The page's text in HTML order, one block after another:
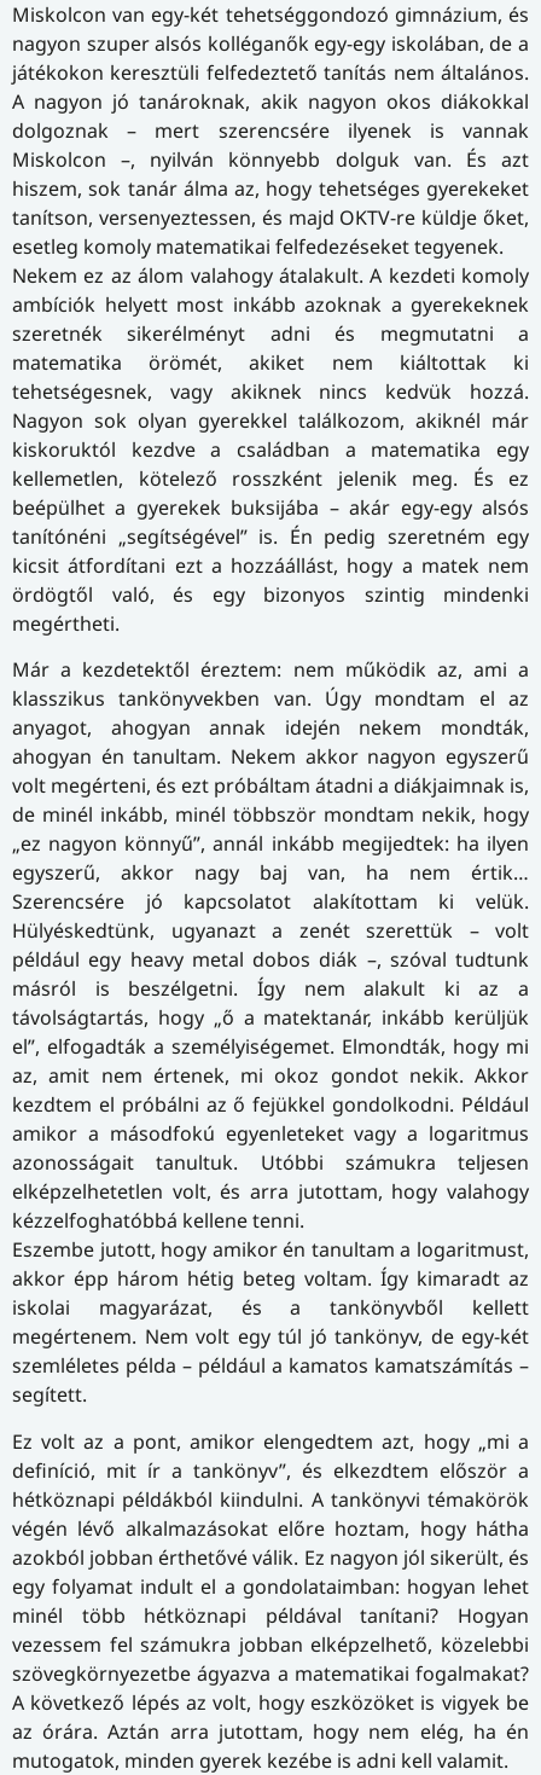
Miskolcon van egy-két tehetséggondozó gimnázium, és
nagyon szuper alsós kolléganők egy-egy iskolában, de a
játékokon keresztüli felfedeztető tanítás nem általános.
A nagyon jó tanároknak, akik nagyon okos diákokkal
dolgoznak – mert szerencsére ilyenek is vannak
Miskolcon –, nyilván könnyebb dolguk van. És azt
hiszem, sok tanár álma az, hogy tehetséges gyerekeket
tanítson, versenyeztessen, és majd OKTV-re küldje őket,
esetleg komoly matematikai felfedezéseket tegyenek.
Nekem ez az álom valahogy átalakult. A kezdeti komoly
ambíciók helyett most inkább azoknak a gyerekeknek
szeretnék sikerélményt adni és megmutatni a
matematika örömét, akiket nem kiáltottak ki
tehetségesnek, vagy akiknek nincs kedvük hozzá.
Nagyon sok olyan gyerekkel találkozom, akiknél már
kiskoruktól kezdve a családban a matematika egy
kellemetlen, kötelező rosszként jelenik meg. És ez
beépülhet a gyerekek buksijába – akár egy-egy alsós
tanítónéni „segítségével” is. Én pedig szeretném egy
kicsit átfordítani ezt a hozzáállást, hogy a matek nem
ördögtől való, és egy bizonyos szintig mindenki
megértheti.
Már a kezdetektől éreztem: nem működik az, ami a
klasszikus tankönyvekben van. Úgy mondtam el az
anyagot, ahogyan annak idején nekem mondták,
ahogyan én tanultam. Nekem akkor nagyon egyszerű
volt megérteni, és ezt próbáltam átadni a diákjaimnak is,
de minél inkább, minél többször mondtam nekik, hogy
„ez nagyon könnyű”, annál inkább megijedtek: ha ilyen
egyszerű, akkor nagy baj van, ha nem értik…
Szerencsére jó kapcsolatot alakítottam ki velük.
Hülyéskedtünk, ugyanazt a zenét szerettük – volt
például egy heavy metal dobos diák –, szóval tudtunk
másról is beszélgetni. Így nem alakult ki az a
távolságtartás, hogy „ő a matektanár, inkább kerüljük
el”, elfogadták a személyiségemet. Elmondták, hogy mi
az, amit nem értenek, mi okoz gondot nekik. Akkor
kezdtem el próbálni az ő fejükkel gondolkodni. Például
amikor a másodfokú egyenleteket vagy a logaritmus
azonosságait tanultuk. Utóbbi számukra teljesen
elképzelhetetlen volt, és arra jutottam, hogy valahogy
kézzelfoghatóbbá kellene tenni.
Eszembe jutott, hogy amikor én tanultam a logaritmust,
akkor épp három hétig beteg voltam. Így kimaradt az
iskolai magyarázat, és a tankönyvből kellett
megértenem. Nem volt egy túl jó tankönyv, de egy-két
szemléletes példa – például a kamatos kamatszámítás –
segített.
Ez volt az a pont, amikor elengedtem azt, hogy „mi a
definíció, mit ír a tankönyv”, és elkezdtem először a
hétköznapi példákból kiindulni. A tankönyvi témakörök
végén lévő alkalmazásokat előre hoztam, hogy hátha
azokból jobban érthetővé válik. Ez nagyon jól sikerült, és
egy folyamat indult el a gondolataimban: hogyan lehet
minél több hétköznapi példával tanítani? Hogyan
vezessem fel számukra jobban elképzelhető, közelebbi
szövegkörnyezetbe ágyazva a matematikai fogalmakat?
A következő lépés az volt, hogy eszközöket is vigyek be
az órára. Aztán arra jutottam, hogy nem elég, ha én
mutogatok, minden gyerek kezébe is adni kell valamit.